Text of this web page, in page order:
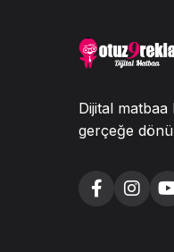
Dijital
gerçeğe